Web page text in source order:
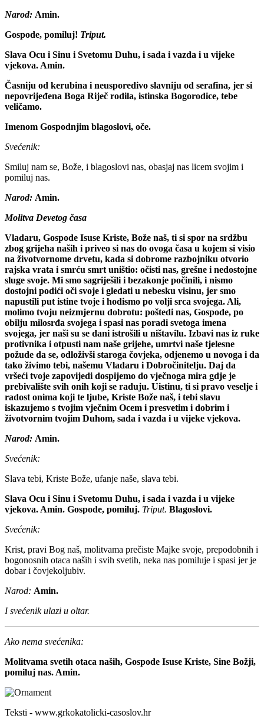
Narod: Amin.
Gospode, pomiluj! Triput.
Slava Ocu i Sinu i Svetomu Duhu, i sada i vazda i u vijeke
vjekova. Amin.
Časniju od kerubina i neusporedivo slavniju od serafina, jer si
nepovrijeđena Boga Riječ rodila, istinska Bogorodice, tebe
veličamo.
Imenom Gospodnjim blagoslovi, oče.
Svećenik:
Smiluj nam se, Bože, i blagoslovi nas, obasjaj nas licem svojim i
pomiluj nas.
Narod: Amin.
Molitva Devetog časa
Vladaru, Gospode Isuse Kriste, Bože naš, ti si spor na srdžbu
zbog grijeha naših i priveo si nas do ovoga časa u kojem si visio
na životvornome drvetu, kada si dobrome razbojniku otvorio
rajska vrata i smrću smrt uništio: očisti nas, grešne i nedostojne
sluge svoje. Mi smo sagriješili i bezakonje počinili, i nismo
dostojni podići oči svoje i gledati u nebesku visinu, jer smo
napustili put istine tvoje i hodismo po volji srca svojega. Ali,
molimo tvoju neizmjernu dobrotu: poštedi nas, Gospode, po
obilju milosrđa svojega i spasi nas poradi svetoga imena
svojega, jer naši su se dani istrošili u ništavilu. Izbavi nas iz ruke
protivnika i otpusti nam naše grijehe, umrtvi naše tjelesne
požude da se, odloživši staroga čovjeka, odjenemo u novoga i da
tako živimo tebi, našemu Vladaru i Dobročinitelju. Daj da
vršeći tvoje zapovijedi dospijemo do vječnoga mira gdje je
prebivalište svih onih koji se raduju. Uistinu, ti si pravo veselje i
radost onima koji te ljube, Kriste Bože naš, i tebi slavu
iskazujemo s tvojim vječnim Ocem i presvetim i dobrim i
životvornim tvojim Duhom, sada i vazda i u vijeke vjekova.
Narod: Amin.
Svećenik:
Slava tebi, Kriste Bože, ufanje naše, slava tebi.
Slava Ocu i Sinu i Svetomu Duhu, i sada i vazda i u vijeke
vjekova. Amin. Gospode, pomiluj. Triput. Blagoslovi.
Svećenik:
Krist, pravi Bog naš, molitvama prečiste Majke svoje, prepodobnih i
bogonosnih otaca naših i svih svetih, neka nas pomiluje i spasi jer je
dobar i čovjekoljubiv.
Narod: Amin.
I svećenik ulazi u oltar.
Ako nema svećenika:
Molitvama svetih otaca naših, Gospode Isuse Kriste, Sine Božji,
pomiluj nas. Amin.
Teksti - www.grkokatolicki-casoslov.hr